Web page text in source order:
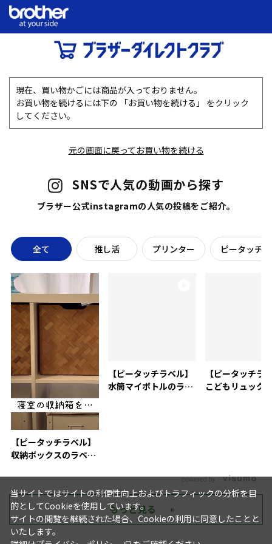
現在、買い物かごには商品が入っておりません。
お買い物を続けるには下の 「お買い物を続ける」 をクリック
してください。
元の画面に戻ってお買い物を続ける
SNSで人気の動画から探す
ブラザー公式instagramの人気の投稿をご紹介。
全て 推し活 プリンター ピータッチ
【ピータッチラベル】
収納ボックスのラベリ
【ピータッチラベル】
水筒マイボトルのラベ
【ピータッチラ
こどもリュック
powered by
もっと見る
当サイトではサイトの利便性向上およびトラフィックの分析を目
的としてCookieを使用しています。
サイトの閲覧を継続された場合、Cookieの利用に同意したことと
いたします。